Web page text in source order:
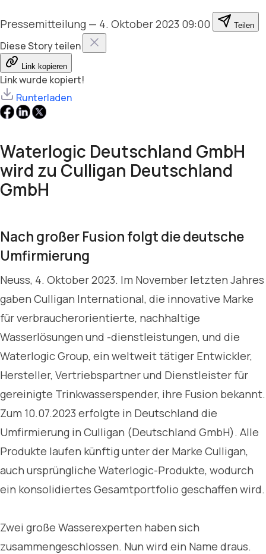
Pressemitteilung — 4. Oktober 2023 09:00 Teilen
Diese Story teilen
Link kopieren
Link wurde kopiert!
Runterladen
Waterlogic Deutschland GmbH
wird zu Culligan Deutschland
GmbH
Nach großer Fusion folgt die deutsche
Umfirmierung
Neuss, 4. Oktober 2023. Im November letzten Jahres
gaben Culligan International, die innovative Marke
für verbraucherorientierte, nachhaltige
Wasserlösungen und -dienstleistungen, und die
Waterlogic Group, ein weltweit tätiger Entwickler,
Hersteller, Vertriebspartner und Dienstleister für
gereinigte Trinkwasserspender, ihre Fusion bekannt.
Zum 10.07.2023 erfolgte in Deutschland die
Umfirmierung in Culligan (Deutschland GmbH). Alle
Produkte laufen künftig unter der Marke Culligan,
auch ursprüngliche Waterlogic-Produkte, wodurch
ein konsolidiertes Gesamtportfolio geschaffen wird.
Zwei große Wasserexperten haben sich
zusammengeschlossen. Nun wird ein Name draus.